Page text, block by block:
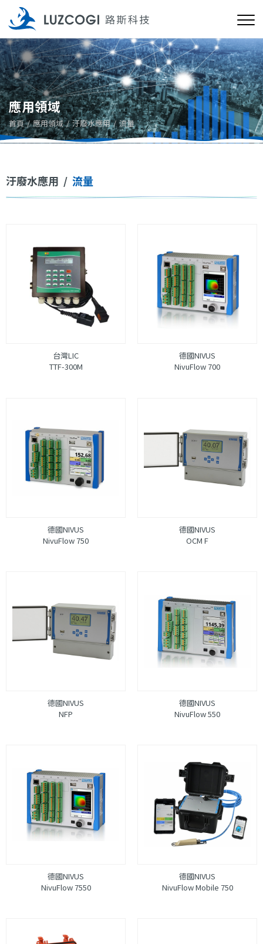
應用領域
首頁 應用領域 汙廢水應用 流量
汙廢水應用 / 流量
台灣LIC
TTF-300M
德國NIVUS
NivuFlow 700
德國NIVUS
NivuFlow 750
德國NIVUS
OCM F
德國NIVUS
NFP
德國NIVUS
NivuFlow 550
德國NIVUS
NivuFlow 7550
德國NIVUS
NivuFlow Mobile 750